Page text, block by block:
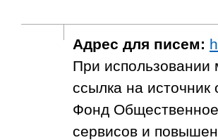
Адрес для писем:
При
ссылка на источник
Фонд
сервисов и